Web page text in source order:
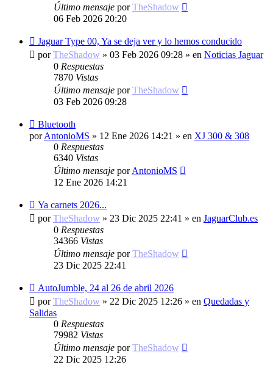
Último mensaje porTheShadow
06 Feb 2026 20:20
Nuevo
mensaje
Jaguar Type 00, Ya se deja ver y lo hemos conducido
porTheShadow » 03 Feb 2026 09:28 » en Noticias Jaguar
0 Respuestas
7870 Vistas
Último mensaje porTheShadow
03 Feb 2026 09:28
Nuevo
mensaje
Bluetooth
porAntonioMS » 12 Ene 2026 14:21 » en XJ 300 & 308
0 Respuestas
6340 Vistas
Último mensaje porAntonioMS
12 Ene 2026 14:21
Nuevo
mensaje
Ya carnets 2026...
porTheShadow » 23 Dic 2025 22:41 » en JaguarClub.es
0 Respuestas
34366 Vistas
Último mensaje porTheShadow
23 Dic 2025 22:41
Nuevo
mensaje
AutoJumble, 24 al 26 de abril 2026
porTheShadow » 22 Dic 2025 12:26 » en Quedadas y
Salidas
0 Respuestas
79982 Vistas
Último mensaje porTheShadow
22 Dic 2025 12:26